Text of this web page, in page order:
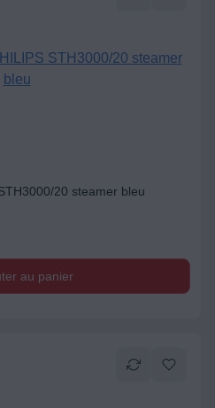
20 steamer bleu
au panier